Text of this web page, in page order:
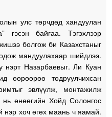
улс төрчдөд хандуулан
гэсэн байгаа. Тэгэхлээр
болгож би Казахстаныг
мандуулахаар шийдлээ.
нэрт Назарбаевыг. Ли Куан
өөрөөрөө тодруулчихсан
эвлүүлж, монтажилж
нь өнөөгийн Хойд Солонгос
нэр хоч өгөх маань ч яамай.